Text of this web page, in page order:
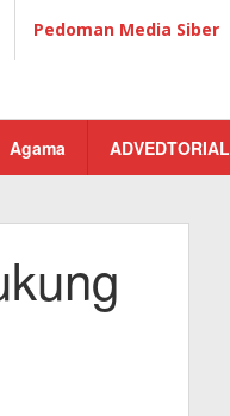
Pedoman Media Siber
Agama ADVEDTORIAL